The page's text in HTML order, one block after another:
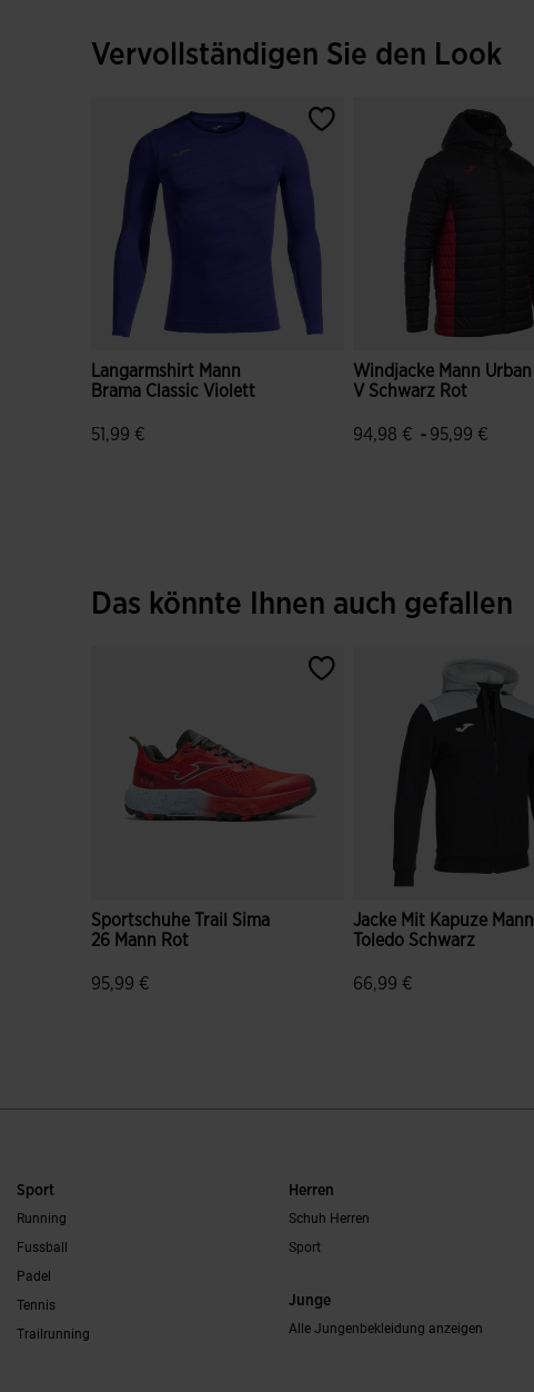
Vervollständigen Sie den Look
Langarmshirt Mann
Brama Classic Violett
51,99 €
Windjacke Mann Urban
V Schwarz Rot
94,98 € - 95,99 €
Das könnte Ihnen auch gefallen
Sportschuhe Trail Sima
26 Mann Rot
95,99 €
Jacke Mit Kapuze Mann
Toledo Schwarz
66,99 €
Sport
Running
Fussball
Padel
Tennis
Trailrunning
Herren
Schuh Herren
Sport
Junge
Alle Jungenbekleidung anzeigen